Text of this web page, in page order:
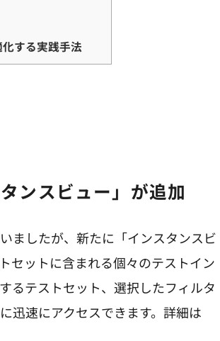
する実践手法
ンスビュー」が追加
ましたが、新たに「インスタンスビ
セットに含まれる個々のテストイン
るテストセット、選択したフィルタ
迅速にアクセスできます。詳細は